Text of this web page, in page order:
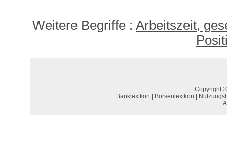
Weitere Begriffe : Arbeitszeit,
Copyright
Banklexikon
Börsenlexikon